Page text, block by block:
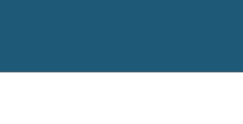
таким как